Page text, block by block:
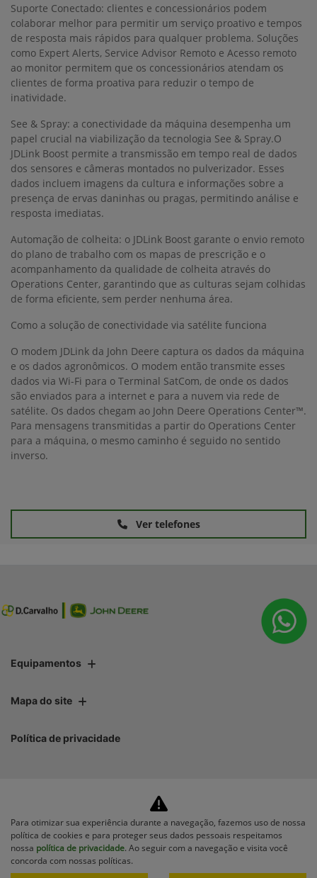
Suporte Conectado: clientes e concessionários podem
colaborar melhor para permitir um serviço proativo e tempos
de resposta mais rápidos para qualquer problema. Soluções
como Expert Alerts, Service Advisor Remoto e Acesso remoto
ao monitor permitem que os concessionários atendam os
clientes de forma proativa para reduzir o tempo de
inatividade.
See & Spray: a conectividade da máquina desempenha um
papel crucial na viabilização da tecnologia See & Spray.O
JDLink Boost permite a transmissão em tempo real de dados
dos sensores e câmeras montados no pulverizador. Esses
dados incluem imagens da cultura e informações sobre a
presença de ervas daninhas ou pragas, permitindo análise e
resposta imediatas.
Automação de colheita: o JDLink Boost garante o envio remoto
do plano de trabalho com os mapas de prescrição e o
acompanhamento da qualidade de colheita através do
Operations Center, garantindo que as culturas sejam colhidas
de forma eficiente, sem perder nenhuma área.
Como a solução de conectividade via satélite funciona
O modem JDLink da John Deere captura os dados da máquina
e os dados agronômicos. O modem então transmite esses
dados via Wi-Fi para o Terminal SatCom, de onde os dados
são enviados para a internet e para a nuvem via rede de
satélite. Os dados chegam ao John Deere Operations Center™.
Para mensagens transmitidas a partir do Operations Center
para a máquina, o mesmo caminho é seguido no sentido
inverso.
Ver telefones
Equipamentos
Mapa do site
Política de privacidade
No trânsito, enxergar o outro
salva vidas.
Para otimizar sua experiência durante a navegação, fazemos uso de nossa
política de cookies e para proteger seus dados pessoais respeitamos
nossa política de privacidade. Ao seguir com a navegação e visita você
concorda com nossas políticas.